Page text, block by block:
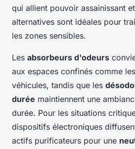
qui allient pouvoir assainissant
alternatives sont idéales pour
les zones sensibles.
Les absorbeurs d'odeurs
aux espaces confinés comme
véhicules, tandis que les
durée maintiennent une
durée. Pour les situations
dispositifs électroniques
actifs purificateurs pour une